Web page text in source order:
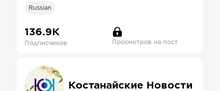
Russian
136.9К
Подписчиков Просмотров на пост
Костанайские Новости